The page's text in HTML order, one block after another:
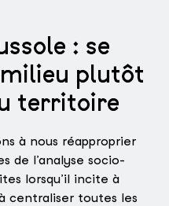
: se
plutôt
territoire
à nous réapproprier
de l’analyse socio-
lorsqu’il incite à
centraliser toutes les